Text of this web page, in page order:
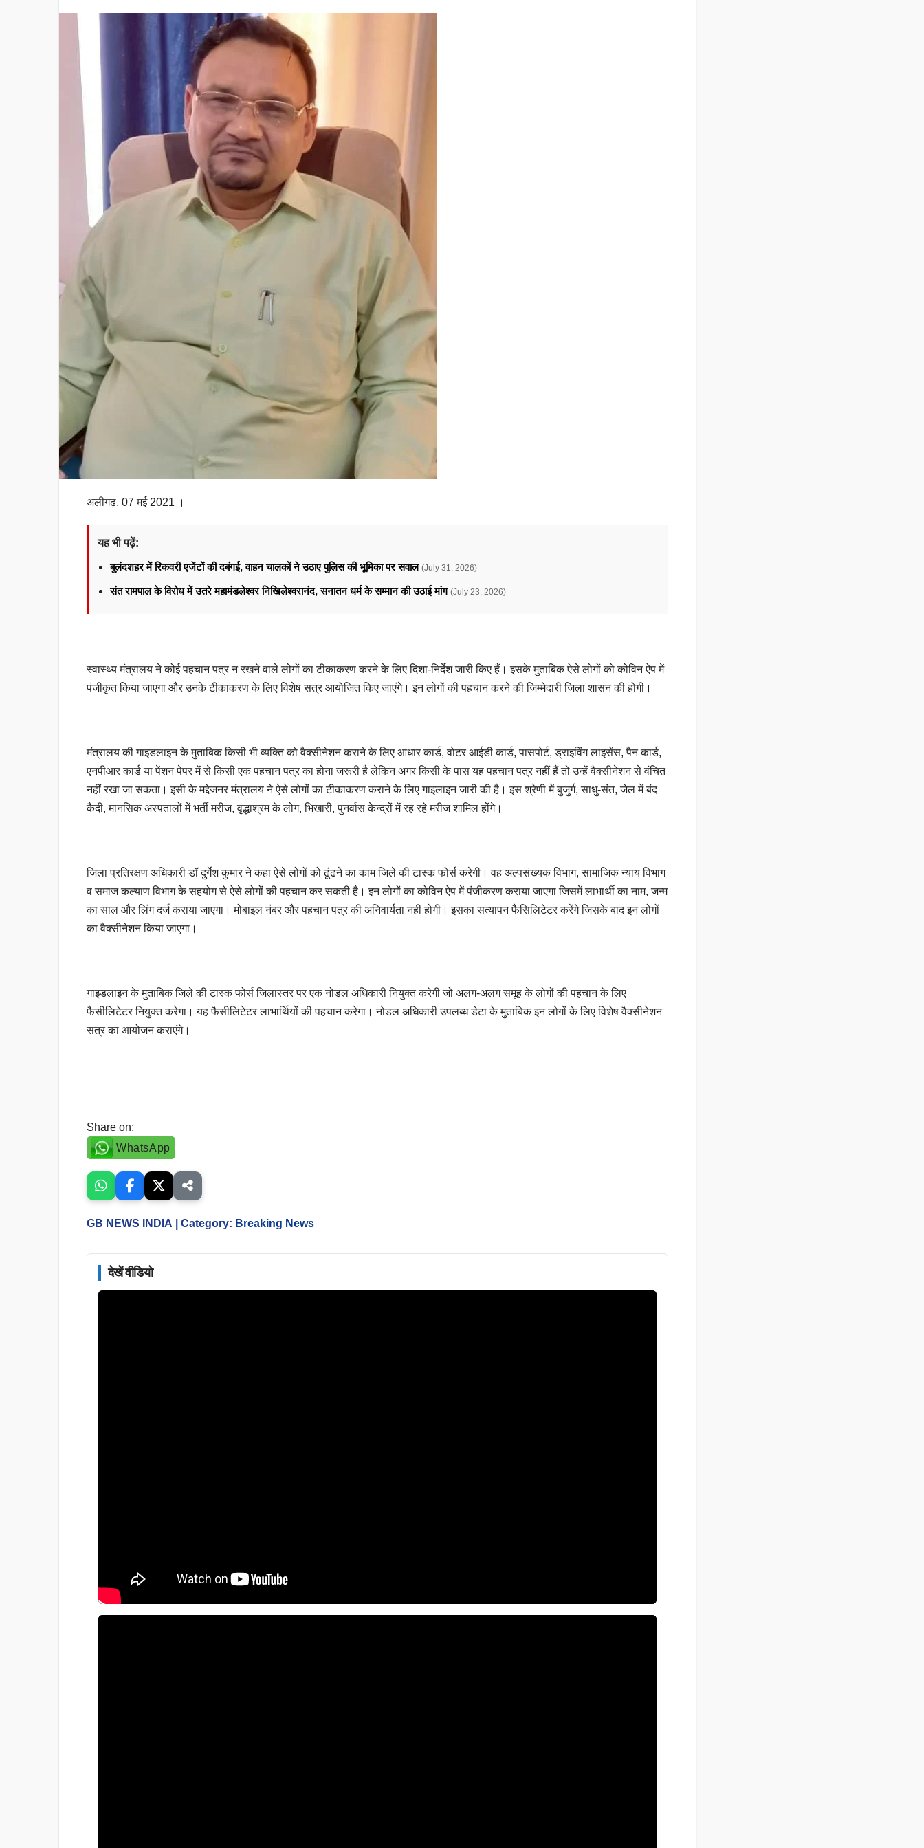
अलीगढ़, 07 मई 2021 ।
यह भी पढ़ें:
बुलंदशहर में रिकवरी एजेंटों की दबंगई, वाहन चालकों ने उठाए पुलिस की भूमिका पर सवाल (July 31, 2026)
संत रामपाल के विरोध में उतरे महामंडलेश्वर निखिलेश्वरानंद, सनातन धर्म के सम्मान की उठाई मांग (July 23, 2026)
स्वास्थ्य मंत्रालय ने कोई पहचान पत्र न रखने वाले लोगों का टीकाकरण करने के लिए दिशा-निर्देश जारी किए हैं। इसके मुताबिक ऐसे लोगों को कोविन ऐप में
पंजीकृत किया जाएगा और उनके टीकाकरण के लिए विशेष सत्र आयोजित किए जाएंगे। इन लोगों की पहचान करने की जिम्मेदारी जिला शासन की होगी।
मंत्रालय की गाइडलाइन के मुताबिक किसी भी व्यक्ति को वैक्सीनेशन कराने के लिए आधार कार्ड, वोटर आईडी कार्ड, पासपोर्ट, ड्राइविंग लाइसेंस, पैन कार्ड,
एनपीआर कार्ड या पेंशन पेपर में से किसी एक पहचान पत्र का होना जरूरी है लेकिन अगर किसी के पास यह पहचान पत्र नहीं हैं तो उन्हें वैक्सीनेशन से वंचित
नहीं रखा जा सकता। इसी के मद्देजनर मंत्रालय ने ऐसे लोगों का टीकाकरण कराने के लिए गाइलाइन जारी की है। इस श्रेणी में बुजुर्ग, साधु-संत, जेल में बंद
कैदी, मानसिक अस्पतालों में भर्ती मरीज, वृद्धाश्रम के लोग, भिखारी, पुनर्वास केन्द्रों में रह रहे मरीज शामिल होंगे।
जिला प्रतिरक्षण अधिकारी डॉ दुर्गेश कुमार ने कहा ऐसे लोगों को ढूंढने का काम जिले की टास्क फोर्स करेगी। वह अल्पसंख्यक विभाग, सामाजिक न्याय विभाग
व समाज कल्याण विभाग के सहयोग से ऐसे लोगों की पहचान कर सकती है। इन लोगों का कोविन ऐप में पंजीकरण कराया जाएगा जिसमें लाभार्थी का नाम, जन्म
का साल और लिंग दर्ज कराया जाएगा। मोबाइल नंबर और पहचान पत्र की अनिवार्यता नहीं होगी। इसका सत्यापन फैसिलिटेटर करेंगे जिसके बाद इन लोगों
का वैक्सीनेशन किया जाएगा।
गाइडलाइन के मुताबिक जिले की टास्क फोर्स जिलास्तर पर एक नोडल अधिकारी नियुक्त करेगी जो अलग-अलग समूह के लोगों की पहचान के लिए
फैसीलिटेटर नियुक्त करेगा। यह फैसीलिटेटर लाभार्थियों की पहचान करेगा। नोडल अधिकारी उपलब्ध डेटा के मुताबिक इन लोगों के लिए विशेष वैक्सीनेशन
सत्र का आयोजन कराएंगे।
Share on:
WhatsApp
GB NEWS INDIA | Category: Breaking News
देखें वीडियो